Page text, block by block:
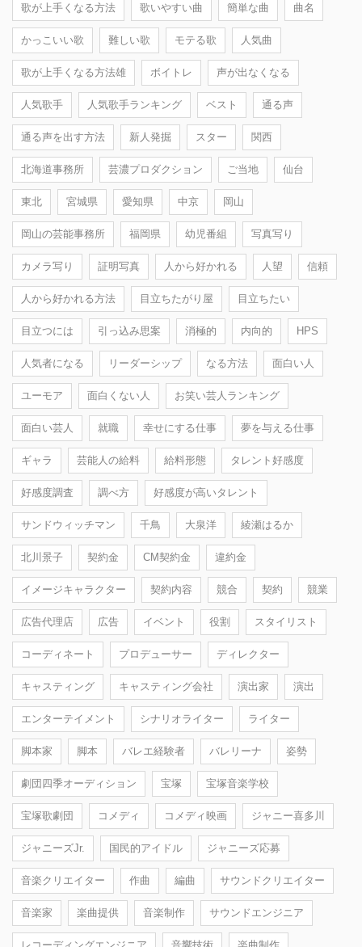
歌が上手くなる方法 歌いやすい曲 簡単な曲 曲名
かっこいい歌 難しい歌 モテる歌 人気曲
歌が上手くなる方法雄 ボイトレ 声が出なくなる
人気歌手 人気歌手ランキング ベスト 通る声
通る声を出す方法 新人発掘 スター 関西
北海道事務所 芸濃プロダクション ご当地 仙台
東北 宮城県 愛知県 中京 岡山
岡山の芸能事務所 福岡県 幼児番組 写真写り
カメラ写り 証明写真 人から好かれる 人望 信頼
人から好かれる方法 目立ちたがり屋 目立ちたい
目立つには 引っ込み思案 消極的 内向的 HPS
人気者になる リーダーシップ なる方法 面白い人
ユーモア 面白くない人 お笑い芸人ランキング
面白い芸人 就職 幸せにする仕事 夢を与える仕事
ギャラ 芸能人の給料 給料形態 タレント好感度
好感度調査 調べ方 好感度が高いタレント
サンドウィッチマン 千鳥 大泉洋 綾瀬はるか
北川景子 契約金 CM契約金 違約金
イメージキャラクター 契約内容 競合 契約 競業
広告代理店 広告 イベント 役割 スタイリスト
コーディネート プロデューサー ディレクター
キャスティング キャスティング会社 演出家 演出
エンターテイメント シナリオライター ライター
脚本家 脚本 バレエ経験者 バレリーナ 姿勢
劇団四季オーディション 宝塚 宝塚音楽学校
宝塚歌劇団 コメディ コメディ映画 ジャニー喜多川
ジャニーズJr. 国民的アイドル ジャニーズ応募
音楽クリエイター 作曲 編曲 サウンドクリエイター
音楽家 楽曲提供 音楽制作 サウンドエンジニア